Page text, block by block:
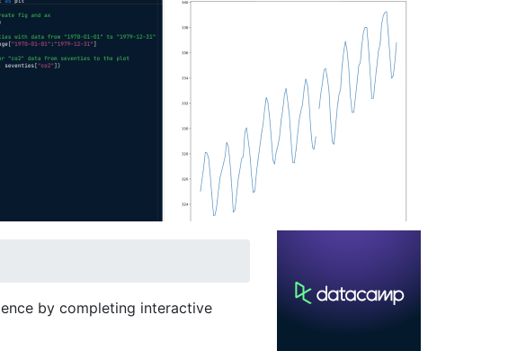
by completing interactive